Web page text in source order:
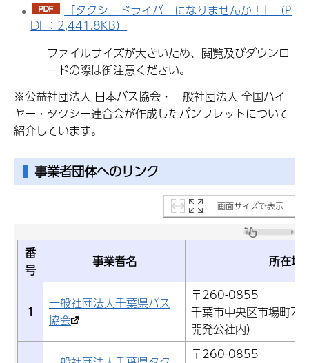
「タクシードライバーになりませんか！」（P
DF：2,441.8KB）
ファイルサイズが大きいため、閲覧及びダウンロ
ードの際は御注意ください。
※公益社団法人 日本バス協会・一般社団法人 全国ハイ
ヤー・タクシー連合会が作成したパンフレットについて
紹介しています。
事業者団体へのリンク
画面サイズで表示
番
号
事業者名 所在地
1
一般社団法人千葉県バス
協会
〒260-0855
千葉市中央区市場町7-
開発公社内）
〒260-0855